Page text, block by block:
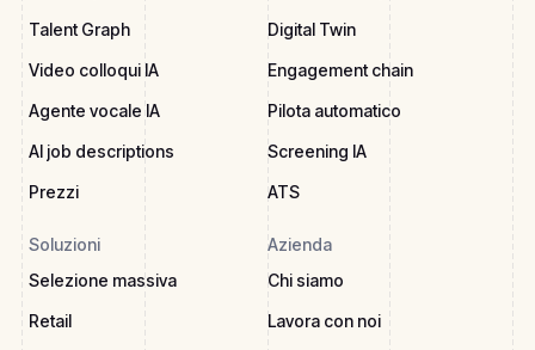
Talent Graph
Video colloqui IA
Agente vocale IA
AI job descriptions
Prezzi
Digital Twin
Engagement chain
Pilota automatico
Screening IA
ATS
Soluzioni
Selezione massiva
Retail
Azienda
Chi siamo
Lavora con noi